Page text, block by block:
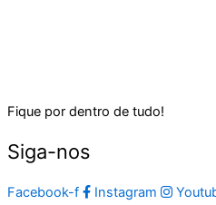
Fique por dentro de tudo!
Siga-nos
Facebook-f Instagram